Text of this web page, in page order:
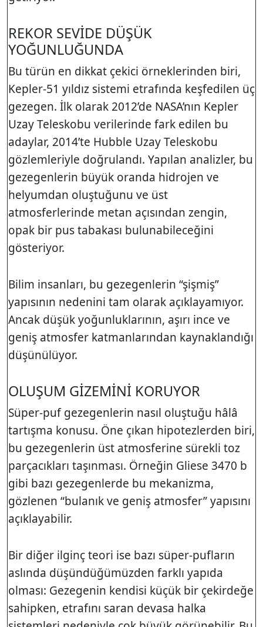
REKOR SEVİDE DÜŞÜK
YOĞUNLUĞUNDA
Bu türün en dikkat çekici örneklerinden biri,
Kepler-51 yıldız sistemi etrafında keşfedilen üç
gezegen. İlk olarak 2012’de NASA’nın Kepler
Uzay Teleskobu verilerinde fark edilen bu
adaylar, 2014’te Hubble Uzay Teleskobu
gözlemleriyle doğrulandı. Yapılan analizler, bu
gezegenlerin büyük oranda hidrojen ve
helyumdan oluştuğunu ve üst
atmosferlerinde metan açısından zengin,
opak bir pus tabakası bulunabileceğini
gösteriyor.
Bilim insanları, bu gezegenlerin “şişmiş”
yapısının nedenini tam olarak açıklayamıyor.
Ancak düşük yoğunluklarının, aşırı ince ve
geniş atmosfer katmanlarından kaynaklandığı
düşünülüyor.
OLUŞUM GİZEMİNİ KORUYOR
Süper-puf gezegenlerin nasıl oluştuğu hâlâ
tartışma konusu. Öne çıkan hipotezlerden biri,
bu gezegenlerin üst atmosferine sürekli toz
parçacıkları taşınması. Örneğin Gliese 3470 b
gibi bazı gezegenlerde bu mekanizma,
gözlenen “bulanık ve geniş atmosfer” yapısını
açıklayabilir.
Bir diğer ilginç teori ise bazı süper-pufların
aslında düşündüğümüzden farklı yapıda
olması: Gezegenin kendisi küçük bir çekirdeğe
sahipken, etrafını saran devasa halka